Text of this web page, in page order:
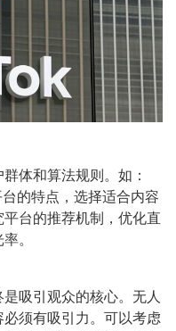
体和算法规则。如：
的特点，选择适合内容
台的推荐机制，优化直
。
吸引观众的核心。无人
须有吸引力。可以考虑